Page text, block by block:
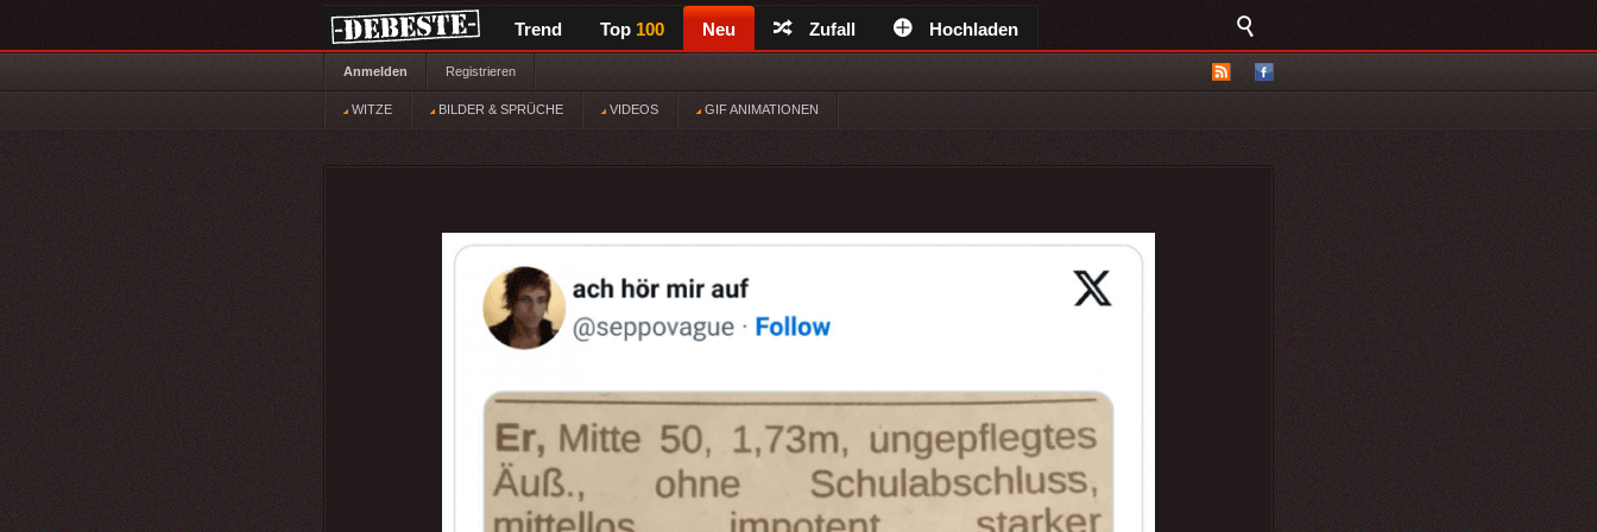
Trend Top 100 Neu Zufall Hochladen
Anmelden Registrieren
WITZE BILDER & SPRÜCHE VIDEOS GIF ANIMATIONEN